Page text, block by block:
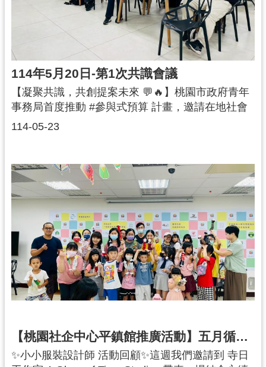
的努力與創意我們都看見了，這場會議不是句點，
而是一個更長遠合作的起點。我們也將持續關注這
些構想的發展機會，在未來不同的計畫與資源中，
找到適合你們發光的舞台✨讓我們持續攜手前進，
打造一個有溫度、有行動力的桃園社創環境！#桃園
社創 #參與式預算 #青年局支持你 #社企力量 #共創
行動 #凝聚改變
114年5月20日-第1次共識會議
114-05-23
【凝聚共識，共創提案未來 💬🔥】桃園市政府青年
事務局首度推動 #參與式預算 計畫，邀請在地社會
企業一同參與公共事務，透過實際行動，打造屬於
輪換，深入交流、激盪創意，不僅更理解彼此構
想，也逐步聚焦具體行動方向。🎯本次活動也特別
邀請 Canopi 樹冠 執行長 楊家彥 分享實務經驗，從
社會創新、影響力衡量、公民參與等面向切入，引
導團隊反思初衷、對焦議題、優化提案內容，讓每
位參與者都收穫滿滿💡！📌 討論亮點摘要：1️⃣ 多數
團隊正處於發展階段，盼透過預算支應行銷費用，
如社群廣告、品牌曝光等。2️⃣ 希望藉由專業課程打
造專屬品牌，提升識別度、建立與消費者的溝通管
道。3️⃣ 盼由課程協助導入 SROI（社會投資報酬
三方認證 的持續經營亦需資源挹注，若能被企業認
同其方案價值，將能促成更多支持與合作。5️⃣ 有團
隊構想結合休閒農業區與友善職場，打造具永續與
【桃園社企中心平鎮館推廣活動】五月循環新生・創意織夢-小小服裝設計師
✨小小服裝設計師 活動回顧✨這週我們邀請到 寺日